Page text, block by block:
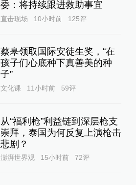
委：将持续跟进救助事宜
直击现场 10小时前 125评
蔡皋领取国际安徒生奖，“在
孩子们心底种下真善美的种
子”
文化课 11小时前 59评
从“福利枪”利益链到深层枪支
崇拜，泰国为何反复上演枪击
悲剧？
澎湃世界观 15小时前 72评